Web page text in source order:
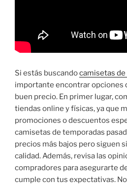
Si estás buscandocamisetas
importante encontrar opciones
buen precio. En primer lugar,
tiendas online y físicas, ya que
promociones o descuentos
camisetas de temporadas
precios más bajos pero siguen
calidad. Además, revisa las
compradores para asegurarte
cumple con tus expectativas.